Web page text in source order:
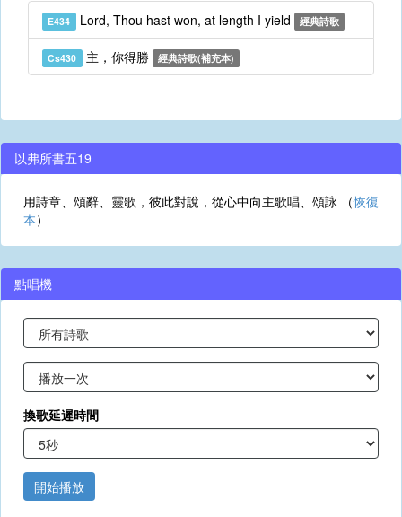
E434 Lord, Thou hast won, at length I yield 經典詩歌
Cs430 主，你得勝 經典詩歌(補充本)
以弗所書五19
用詩章、頌辭、靈歌，彼此對說，從心中向主歌唱、頌詠 （恢復
本）
點唱機
換歌延遲時間
開始播放